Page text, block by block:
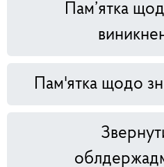
Пам’ятка
Пам'ятка щодо